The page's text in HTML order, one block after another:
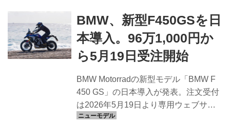
BMW、新型F450GSを日
本導入。96万1,000円か
ら5月19日受注開始
BMW Motorradの新型モデル「BMW F
450 GS」の日本導入が発表。注文受付
は2026年5月19日より専用ウェブサイ
トで開始、納車は2026年9月上旬以降